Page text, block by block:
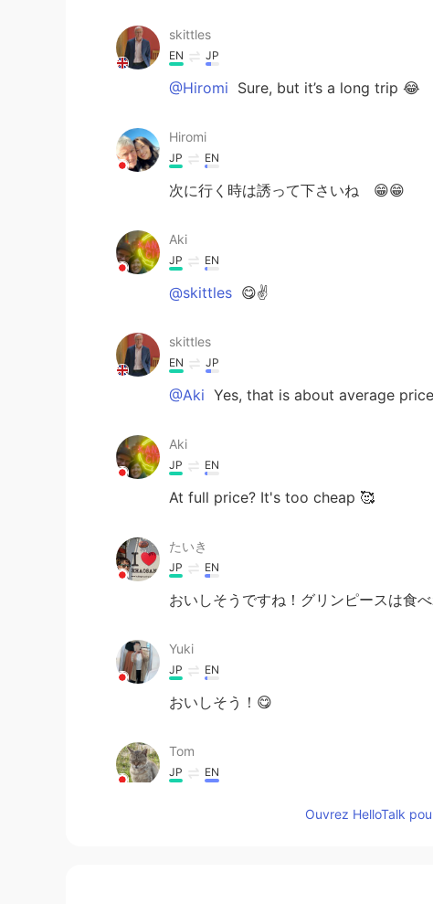
skittles
EN JP
@Hiromi Sure, but it’s a long trip 😂
Hiromi
JP EN
次に行く時は誘って下さいね 😁😁
Aki
JP EN
@skittles 😋✌️
skittles
EN JP
@Aki Yes, that is about average
Aki
JP EN
At full price? It's too cheap 🥰
たいき
JP EN
おいしそうですね！グリンピースは食
Yuki
JP EN
おいしそう！😋
Tom
JP EN
Ouvrez HelloTalk